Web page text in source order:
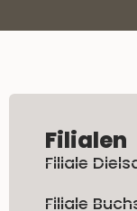
Filialen
Filiale
Filiale